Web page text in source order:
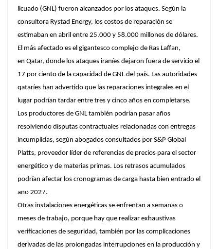
licuado (GNL) fueron alcanzados por los ataques. Según la
consultora Rystad Energy, los costos de reparación se
estimaban en abril entre 25.000 y 58.000 millones de dólares.
El más afectado es el gigantesco complejo de Ras Laffan,
en Qatar, donde los ataques iraníes dejaron fuera de servicio el
17 por ciento de la capacidad de GNL del país. Las autoridades
qataríes han advertido que las reparaciones integrales en el
lugar podrían tardar entre tres y cinco años en completarse.
Los productores de GNL también podrían pasar años
resolviendo disputas contractuales relacionadas con entregas
incumplidas, según abogados consultados por S&P Global
Platts, proveedor líder de referencias de precios para el sector
energético y de materias primas. Los retrasos acumulados
podrían afectar los cronogramas de carga hasta bien entrado el
año 2027.
Otras instalaciones energéticas se enfrentan a semanas o
meses de trabajo, porque hay que realizar exhaustivas
verificaciones de seguridad, también por las complicaciones
derivadas de las prolongadas interrupciones en la producción y